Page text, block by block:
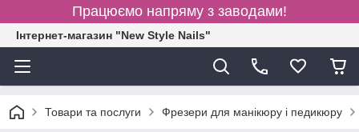
Працюємо напряму з заводами!
Інтернет-магазин "New Style Nails"
Товари та послуги Фрезери для манікюру і педикюру